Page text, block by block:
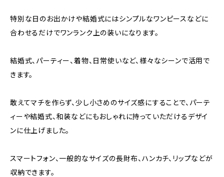
特別な日のお出かけや結婚式にはシンプルなワンピースなどに
合わせるだけでワンランク上の装いになります。
結婚式、パーティー、着物、日常使いなど、様々なシーンで活用で
きます。
敢えてマチを作らず、少し小さめのサイズ感にすることで、パーテ
ィーや結婚式、和装などにもおしゃれに持っていただけるデザイ
ンに仕上げました。
スマートフォン、一般的なサイズの長財布、ハンカチ、リップなどが
収納できます。